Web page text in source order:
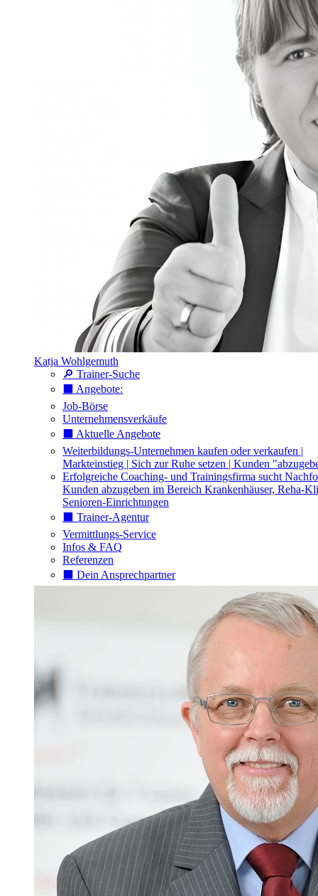
Katja Wohlgemuth
🔎 Trainer-Suche
⬛️ Angebote:
Job-Börse
Unternehmensverkäufe
⬛️ Aktuelle Angebote
Weiterbildungs-Unternehmen kaufen oder verkaufen |
Markteinstieg | Sich zur Ruhe setzen | Kunden
Erfolgreiche Coaching- und Trainingsfirma sucht
Kunden abzugeben im Bereich Krankenhäuser, Reha-
Senioren-Einrichtungen
⬛️ Trainer-Agentur
Vermittlungs-Service
Infos & FAQ
Referenzen
⬛️ Dein Ansprechpartner